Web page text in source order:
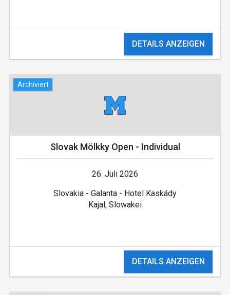
DETAILS ANZEIGEN
Archiviert
Slovak Mölkky Open - Individual
26. Juli 2026
Slovakia - Galanta - Hotel Kaskády
Kajal, Slowakei
DETAILS ANZEIGEN